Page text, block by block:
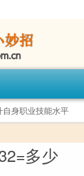
身职业技能水平
多少